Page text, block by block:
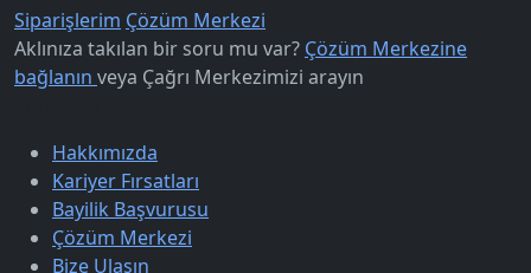
Siparişlerim Çözüm Merkezi
Aklınıza takılan bir soru mu var? Çözüm Merkezine
bağlanın veya Çağrı Merkezimizi arayın
Hakkımızda
Kariyer Fırsatları
Bayilik Başvurusu
Çözüm Merkezi
Bize Ulaşın